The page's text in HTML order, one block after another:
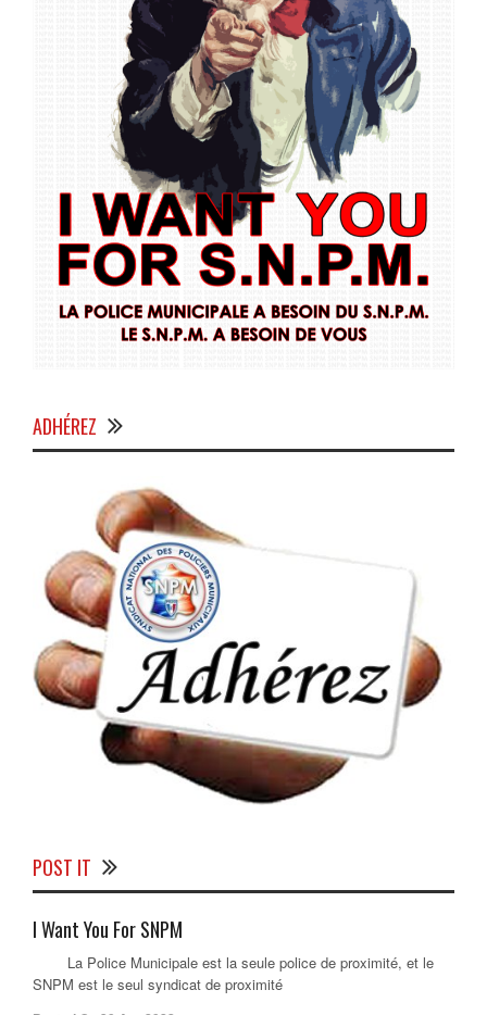
ADHÉREZ
POST IT
I Want You For SNPM
La Police Municipale est la seule police de proximité, et le
SNPM est le seul syndicat de proximité